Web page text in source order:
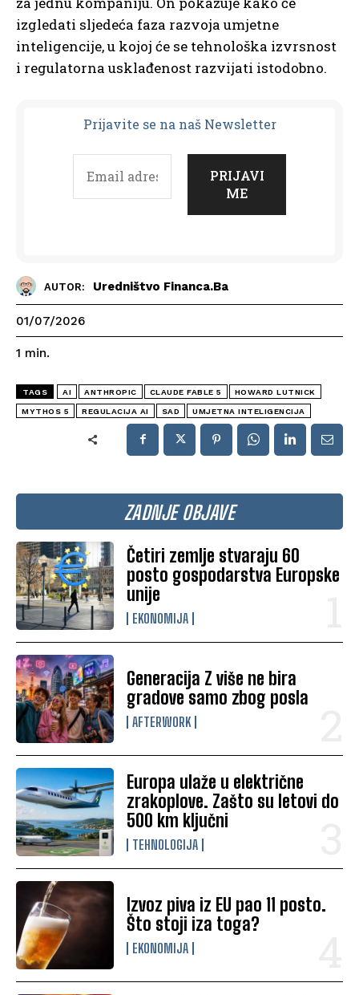
ZADNJE OBJAVE
Četiri zemlje stvaraju 60
posto gospodarstva Europske
unije
EKONOMIJA
Generacija Z više ne bira
gradove samo zbog posla
AFTERWORK
Europa ulaže u električne
zrakoplove. Zašto su letovi do
500 km ključni
TEHNOLOGIJA
Izvoz piva iz EU pao 11 posto.
Što stoji iza toga?
EKONOMIJA
izgledati sljedeća faza razvoja umjetne
inteligencije, u kojoj će se tehnološka izvrsnost
i regulatorna usklađenost razvijati istodobno.
Prijavite se na naš Newsletter
AUTOR: Uredništvo Financa.ba
01/07/2026
1 min.
TAGS AI ANTHROPIC CLAUDE FABLE 5 HOWARD LUTNICK
MYTHOS 5 REGULACIJA AI SAD UMJETNA INTELIGENCIJA